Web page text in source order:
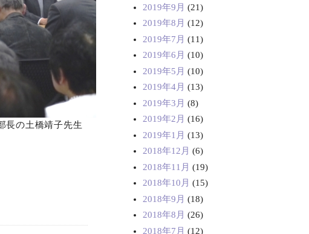
長の土橋靖子先生
2019年9月 (21)
2019年8月 (12)
2019年7月 (11)
2019年6月 (10)
2019年5月 (10)
2019年4月 (13)
2019年3月 (8)
2019年2月 (16)
2019年1月 (13)
2018年12月 (6)
2018年11月 (19)
2018年10月 (15)
2018年9月 (18)
2018年8月 (26)
2018年7月 (12)